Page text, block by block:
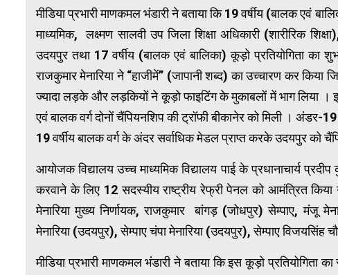
मीडिया प्रभारी माणकमल भंडारी ने बताया कि 19 वर्षीय (बालक एवं
माध्यमिक, लक्ष्मण सालवी उप जिला शिक्षा अधिकारी (शारीरिक
उदयपुर तथा 17 वर्षीय (बालक एवं बालिका) कूड़ो प्रतियोगिता का
राजकुमार मेनारिया ने “हाजीमें” (जापानी शब्द) का उच्चारण कर किया
ज्यादा लड़के और लड़कियों ने कूड़ो फाइटिंग के मुकाबलों में भाग लिया ।
एवं बालक वर्ग दोनों चैंपियनशिप की ट्रॉफी बीकानेर को मिली । अंडर-
19 वर्षीय बालक वर्ग के अंदर सर्वाधिक मेडल प्राप्त करके उदयपुर को
आयोजक विद्यालय उच्च माध्यमिक विद्यालय पाई के प्रधानाचार्य
करवाने के लिए 12 सदस्यीय राष्ट्रीय रेफ्री पेनल को आमंत्रित
मेनारिया मुख्य निर्णायक, राजकुमार बांगड़ (जोधपुर) सेम्पाए, मंजू
मेनारिया (उदयपुर), सेम्पाए चंपा मेनारिया (उदयपुर), सेम्पाए विजयसिंह
मीडिया प्रभारी माणकमल भंडारी ने बताया कि इस कूड़ो प्रतियोगिता